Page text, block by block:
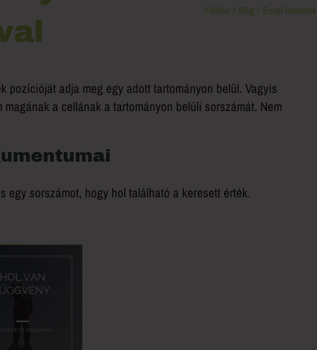
Főoldal Blog Excel feladatok
pozícióját adja meg egy adott tartományon belül. Vagyis
a cellának a tartományon belüli sorszámát. Nem
sorszámot, hogy hol található a keresett érték.